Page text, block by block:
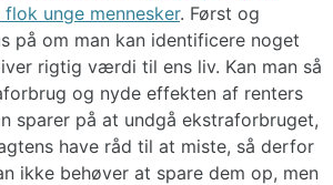
unge mennesker. Først og
på om man kan identificere noget
rigtig værdi til ens liv. Kan man så
og nyde effekten af renters
sparer på at undgå ekstraforbruget,
have råd til at miste, så derfor
ikke behøver at spare dem op, men